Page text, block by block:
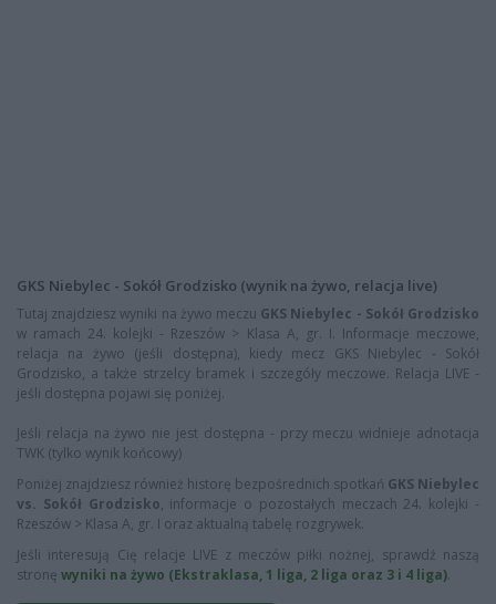
GKS Niebylec - Sokół Grodzisko (wynik na żywo, relacja live)
Tutaj znajdziesz wyniki na żywo meczu GKS Niebylec - Sokół Grodzisko
w ramach 24. kolejki - Rzeszów > Klasa A, gr. I. Informacje meczowe,
relacja na żywo (jeśli dostępna), kiedy mecz GKS Niebylec - Sokół
Grodzisko, a także strzelcy bramek i szczegóły meczowe. Relacja LIVE -
jeśli dostępna pojawi się poniżej.
Jeśli relacja na żywo nie jest dostępna - przy meczu widnieje adnotacja
TWK (tylko wynik końcowy)
Poniżej znajdziesz również historę bezpośrednich spotkań GKS Niebylec
vs. Sokół Grodzisko, informacje o pozostałych meczach 24. kolejki -
Rzeszów > Klasa A, gr. I oraz aktualną tabelę rozgrywek.
Jeśli interesują Cię relacje LIVE z meczów piłki nożnej, sprawdź naszą
stronę wyniki na żywo (Ekstraklasa, 1 liga, 2 liga oraz 3 i 4 liga).